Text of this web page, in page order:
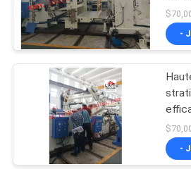
AU
SUJET
DE
NOUS
VISITE
D'USINE
d'extrusion
Machine de
stratification
d'extrusion
-
-